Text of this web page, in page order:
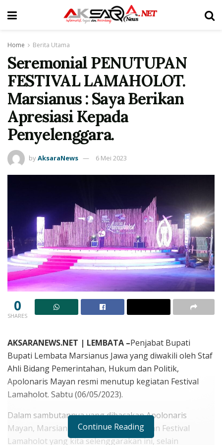
Home Berita Utama
Seremonial PENUTUPAN
FESTIVAL LAMAHOLOT.
Marsianus : Saya Berikan
Apresiasi Kepada
Penyelenggara.
byAksaraNews 6 Mei 2023
0
SHARES
AKSARANEWS.NET | LEMBATA –Penjabat Bupati
Bupati Lembata Marsianus Jawa yang diwakili oleh Staf
Ahli Bidang Pemerintahan, Hukum dan Politik,
Apolonaris Mayan resmi menutup kegiatan Festival
Lamaholot. Sabtu (06/05/2023).
Dalam sambutannya yang dibacakan Apolonaris
Mayan, Marsianus mengatakan kegiatan Festival
Lamaholot yang kita selenggarakan ini, selain
Continue Reading